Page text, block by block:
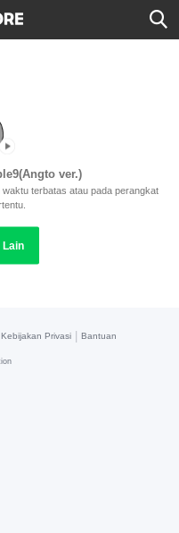
ver.)
terbatas atau pada perangkat
Lain
Kebijakan Privasi Bantuan